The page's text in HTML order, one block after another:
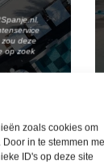
zoals cookies om
in te stemmen
ID's op deze site
zou deze
op zoek